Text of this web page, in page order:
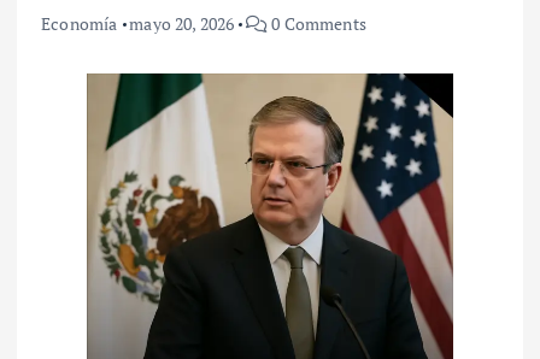
Economía mayo 20, 2026 0 Comments